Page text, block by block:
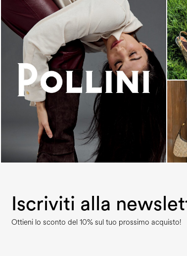
An ode to the house’s vibrant Italian roots, the
new...
Iscriviti alla
Ottieni lo sconto del 10% sul tuo prossimo acquisto!